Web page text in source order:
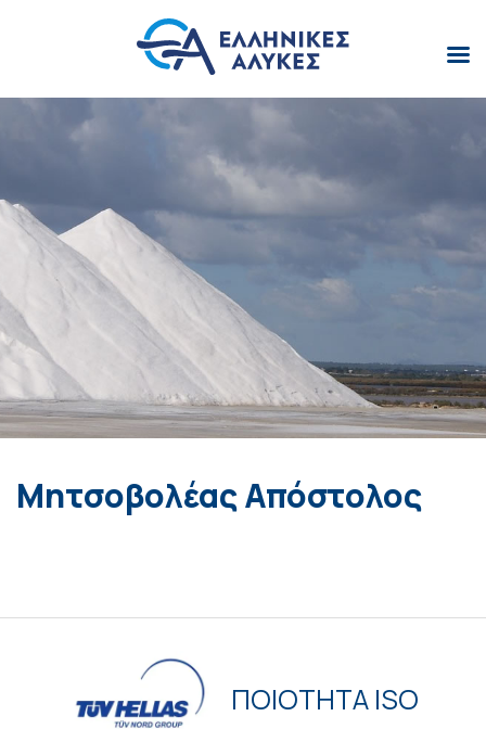
Μητσοβολέας Απόστολος
ΠΟΙΟΤΗΤΑ ISO